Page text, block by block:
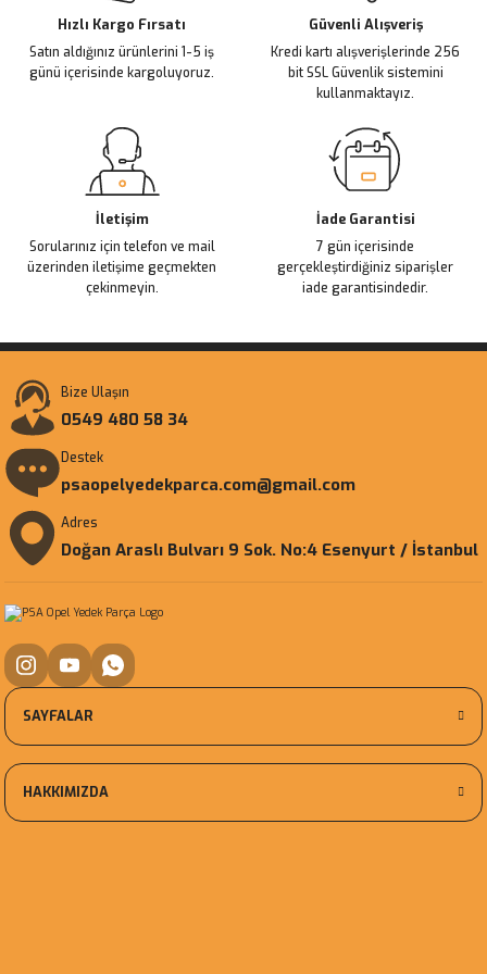
Ürün fiyatı diğer sitelerden daha pahalı.
Bu ürüne benzer farklı alternatifler olmalı.
Hızlı Kargo Fırsatı
Satın aldığınız ürünlerini 1-5 iş
günü içerisinde kargoluyoruz.
Güvenli Alışveriş
Kredi kartı alışverişlerinde 256
bit SSL Güvenlik sistemini
kullanmaktayız.
İletişim
Sorularınız için telefon ve mail
üzerinden iletişime geçmekten
çekinmeyin.
İade Garantisi
7 gün içerisinde
gerçekleştirdiğiniz siparişler
iade garantisindedir.
Bize Ulaşın
0549 480 58 34
Destek
psaopelyedekparca.com@gmail.com
Adres
Doğan Araslı Bulvarı 9 Sok. No:4 Esenyurt / İstanbul
SAYFALAR
HAKKIMIZDA